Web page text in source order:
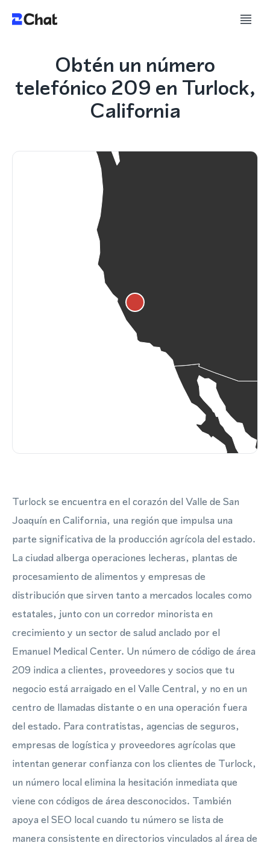
Obtén un número
telefónico 209 en Turlock,
California
Turlock se encuentra en el corazón del Valle de San
Joaquín en California, una región que impulsa una
parte significativa de la producción agrícola del estado.
La ciudad alberga operaciones lecheras, plantas de
procesamiento de alimentos y empresas de
distribución que sirven tanto a mercados locales como
estatales, junto con un corredor minorista en
crecimiento y un sector de salud anclado por el
Emanuel Medical Center. Un número de código de área
209 indica a clientes, proveedores y socios que tu
negocio está arraigado en el Valle Central, y no en un
centro de llamadas distante o en una operación fuera
del estado. Para contratistas, agencias de seguros,
empresas de logística y proveedores agrícolas que
intentan generar confianza con los clientes de Turlock,
un número local elimina la hesitación inmediata que
viene con códigos de área desconocidos. También
apoya el SEO local cuando tu número se lista de
manera consistente en directorios vinculados al área de